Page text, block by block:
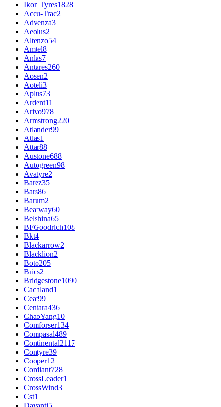
Ikon Tyres1828
Accu-Trac2
Advenza3
Aeolus2
Altenzo54
Amtel8
Anlas7
Antares260
Aosen2
Aoteli3
Aplus73
Ardent11
Arivo978
Armstrong220
Atlander99
Atlas1
Attar88
Austone688
Autogreen98
Avatyre2
Barez35
Bars86
Barum2
Bearway60
Belshina65
BFGoodrich108
Bkt4
Blackarrow2
Blacklion2
Boto205
Brics2
Bridgestone1090
Cachland1
Ceat99
Centara436
ChaoYang10
Comforser134
Compasal489
Continental2117
Contyre39
Cooper12
Cordiant728
CrossLeader1
CrossWind3
Cst1
Davanti5